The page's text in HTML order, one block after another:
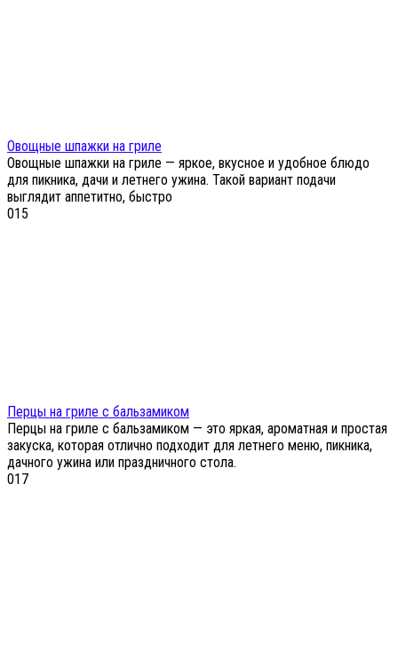
Овощные шпажки на гриле
Овощные шпажки на гриле — яркое, вкусное и удобное блюдо
для пикника, дачи и летнего ужина. Такой вариант подачи
выглядит аппетитно, быстро
015
Перцы на гриле с бальзамиком
Перцы на гриле с бальзамиком — это яркая, ароматная и простая
закуска, которая отлично подходит для летнего меню, пикника,
дачного ужина или праздничного стола.
017